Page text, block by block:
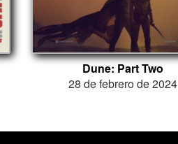
Dune: Part Two
28 de febrero de 2024